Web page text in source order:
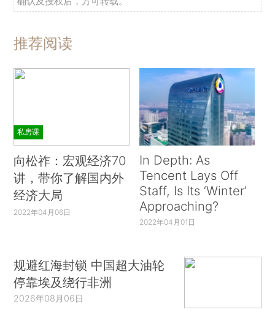
推荐阅读
私房课
向松祚：宏观经济70
讲，带你了解国内外
经济大局
2022年04月06日
In Depth: As
Tencent Lays Off
Staff, Is Its ‘Winter’
Approaching?
2022年04月01日
规避红海封锁 中国超大油轮
停靠埃及绕行非洲
2026年08月06日